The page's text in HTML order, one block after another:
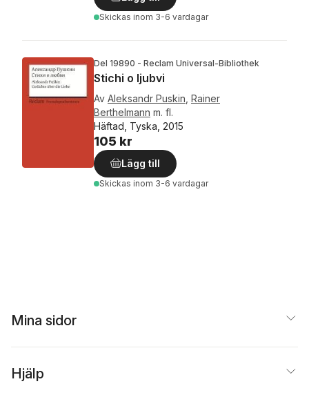
Skickas inom 3-6 vardagar
Del 19890 - Reclam Universal-Bibliothek
Stichi o ljubvi
Av Aleksandr Puskin Rainer
Berthelmann m. fl.
Häftad, Tyska, 2015
105 kr
Lägg till
Skickas inom 3-6 vardagar
Mina sidor
Hjälp